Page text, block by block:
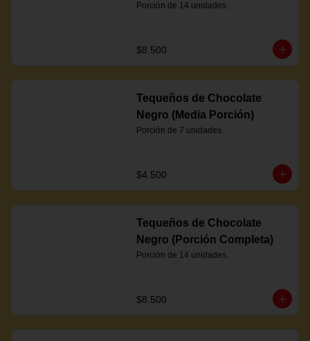
Porción de 14 unidades.
$8.500
Tequeños de Chocolate
Negro (Media Porción)
Porción de 7 unidades.
$4.500
Tequeños de Chocolate
Negro (Porción Completa)
Porción de 14 unidades.
$8.500